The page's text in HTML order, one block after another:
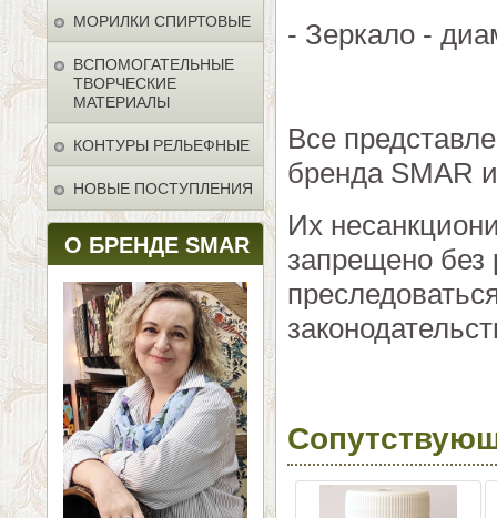
МОРИЛКИ СПИРТОВЫЕ
ВСПОМОГАТЕЛЬНЫЕ
ТВОРЧЕСКИЕ
МАТЕРИАЛЫ
КОНТУРЫ РЕЛЬЕФНЫЕ
НОВЫЕ ПОСТУПЛЕНИЯ
О БРЕНДЕ SMAR
- Зеркало -
Все
бренда SMAR
Их
запрещено без